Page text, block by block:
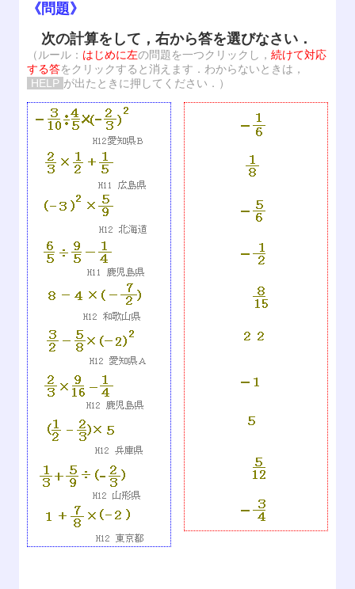
《問題》
次の計算をして，右から答を選びなさい．
（ルール： はじめに左の問題を一つクリックし， 続けて対応
する答をクリックすると消えます．わからないときは，
HELP が出たときに押してください．）